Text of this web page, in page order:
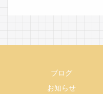
ブログ
お知らせ